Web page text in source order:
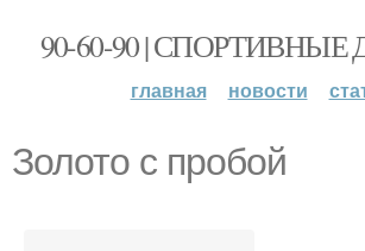
90-60-90 |
главная новости
Золото с пробой